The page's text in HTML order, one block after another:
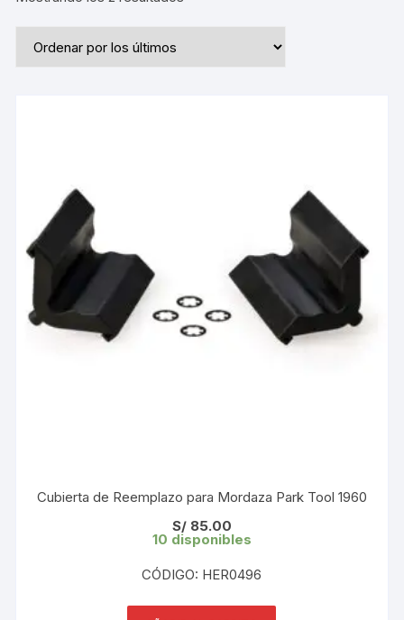
Cubierta de Reemplazo para Mordaza Park Tool 1960
S/85.00
10 disponibles
CÓDIGO: HER0496